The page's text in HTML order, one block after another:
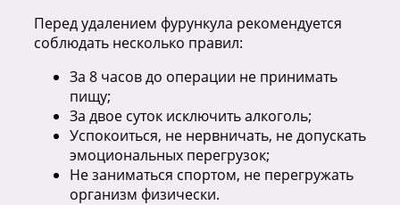
Перед удалением фурункула рекомендуется
соблюдать несколько правил:
За 8 часов до операции не принимать
пищу;
За двое суток исключить алкоголь;
Успокоиться, не нервничать, не допускать
эмоциональных перегрузок;
Не заниматься спортом, не перегружать
организм физически.